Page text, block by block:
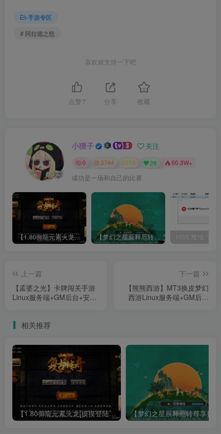
手游专区
# 阿拉德之怒
喜欢就支持一下吧
点赞 7 分享 收藏
小狸子 关注
0 3744 13 26 60.3W+
成功是一场和自己的比赛
【1.80御龍元素火龙[摸摸登陆器]】战神引擎WIN服务端+GM工具+充值后台+双端+架设教程 【梦幻之星辰释厄转尊享挂机版】MT3换皮梦幻西游Linux服务端+GM后台+双端+源码+架设教程
上一篇
【孟婆之光】卡牌闯关手游
Linux服务端+GM后台+安卓
下一篇
【熊熊西游】MT3换皮梦幻
西游Linux服务端+GM后台
相关推荐
【1.80御龍元素火龙[摸摸登陆器]】战神引擎WIN服务端+GM工具+充值后台+双端+架设教程